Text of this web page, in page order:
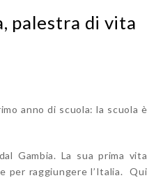
palestra di vita
anno di scuola: la scuola è
Gambia. La sua prima vita
per raggiungere l’Italia. Qui